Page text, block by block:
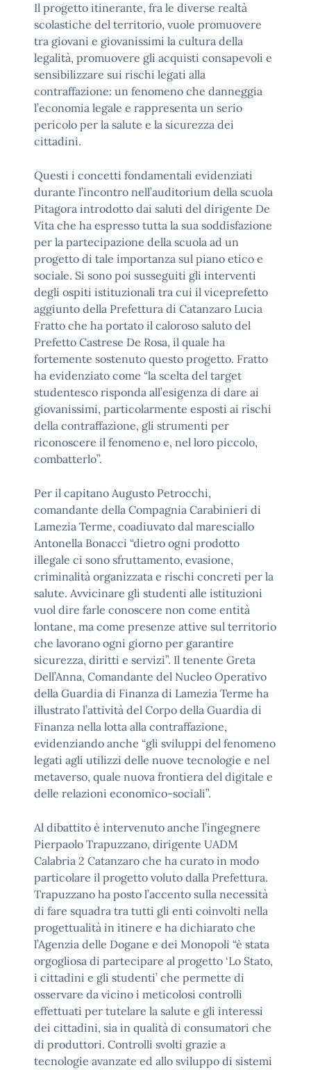
Il progetto itinerante, fra le diverse realtà
scolastiche del territorio, vuole promuovere
tra giovani e giovanissimi la cultura della
legalità, promuovere gli acquisti consapevoli e
sensibilizzare sui rischi legati alla
contraffazione: un fenomeno che danneggia
l’economia legale e rappresenta un serio
pericolo per la salute e la sicurezza dei
cittadini.
Questi i concetti fondamentali evidenziati
durante l’incontro nell’auditorium della scuola
Pitagora introdotto dai saluti del dirigente De
Vita che ha espresso tutta la sua soddisfazione
per la partecipazione della scuola ad un
progetto di tale importanza sul piano etico e
sociale. Si sono poi susseguiti gli interventi
degli ospiti istituzionali tra cui il viceprefetto
aggiunto della Prefettura di Catanzaro Lucia
Fratto che ha portato il caloroso saluto del
Prefetto Castrese De Rosa, il quale ha
fortemente sostenuto questo progetto. Fratto
ha evidenziato come “la scelta del target
studentesco risponda all’esigenza di dare ai
giovanissimi, particolarmente esposti ai rischi
della contraffazione, gli strumenti per
riconoscere il fenomeno e, nel loro piccolo,
combatterlo”.
Per il capitano Augusto Petrocchi,
comandante della Compagnia Carabinieri di
Lamezia Terme, coadiuvato dal maresciallo
Antonella Bonacci “dietro ogni prodotto
illegale ci sono sfruttamento, evasione,
criminalità organizzata e rischi concreti per la
salute. Avvicinare gli studenti alle istituzioni
vuol dire farle conoscere non come entità
lontane, ma come presenze attive sul territorio
che lavorano ogni giorno per garantire
sicurezza, diritti e servizi”. Il tenente Greta
Dell’Anna, Comandante del Nucleo Operativo
della Guardia di Finanza di Lamezia Terme ha
illustrato l’attività del Corpo della Guardia di
Finanza nella lotta alla contraffazione,
evidenziando anche “gli sviluppi del fenomeno
legati agli utilizzi delle nuove tecnologie e nel
metaverso, quale nuova frontiera del digitale e
delle relazioni economico-sociali”.
Al dibattito è intervenuto anche l’ingegnere
Pierpaolo Trapuzzano, dirigente UADM
Calabria 2 Catanzaro che ha curato in modo
particolare il progetto voluto dalla Prefettura.
Trapuzzano ha posto l’accento sulla necessità
di fare squadra tra tutti gli enti coinvolti nella
progettualità in itinere e ha dichiarato che
l’Agenzia delle Dogane e dei Monopoli “è stata
orgogliosa di partecipare al progetto ‘Lo Stato,
i cittadini e gli studenti’ che permette di
osservare da vicino i meticolosi controlli
effettuati per tutelare la salute e gli interessi
dei cittadini, sia in qualità di consumatori che
di produttori. Controlli svolti grazie a
tecnologie avanzate ed allo sviluppo di sistemi